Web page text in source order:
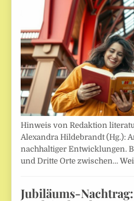
Hinweis von Redaktion
Alexandra Hildebrandt (Hg.):
nachhaltiger Entwicklungen.
und Dritte Orte zwischen…
Jubiläums-